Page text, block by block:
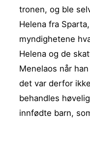
tronen, og ble
Helena fra
myndighetene
Helena og de
Menelaos når
det var derfor
behandles
innfødte barn,